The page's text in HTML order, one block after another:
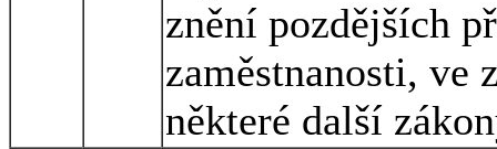
znění pozdějších
zaměstnanosti, ve
některé další